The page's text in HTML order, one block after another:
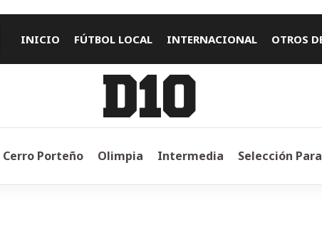
INICIO FÚTBOL LOCAL INTERNACIONAL OTROS
Cerro Porteño Olimpia Intermedia Selección